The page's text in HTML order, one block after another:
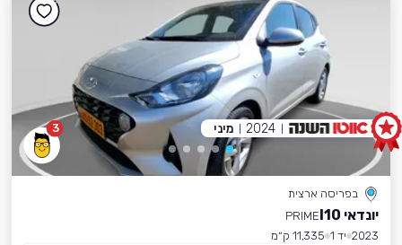
3
בפריסה ארצית
יונדאי I10
PRIME
2023 יד 1
11,335 ק״מ
2024 מיני